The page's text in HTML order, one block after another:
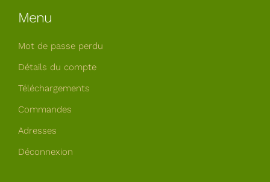
Menu
Mot de passe perdu
Détails du compte
Téléchargements
Commandes
Adresses
Déconnexion